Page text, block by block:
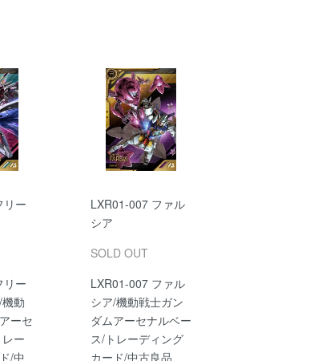
リー
リー
動
ーセ
ー
/中
LXR01-007 ファル
シア
SOLD OUT
LXR01-007 ファル
シア/機動戦士ガン
ダムアーセナルベー
ス/トレーディング
カード/中古良品